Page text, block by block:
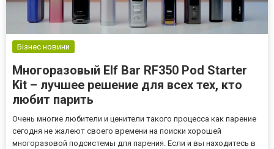
Бізнес новини
Многоразовый Elf Bar RF350 Pod Starter
Kit – лучшее решение для всех тех, кто
любит парить
Очень многие любители и ценители такого процесса как парение
сегодня не жалеют своего времени на поиски хорошей
многоразовой подсистемы для парения. Если и вы находитесь в